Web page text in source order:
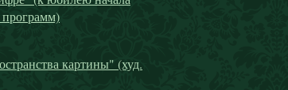
картины" (худ.